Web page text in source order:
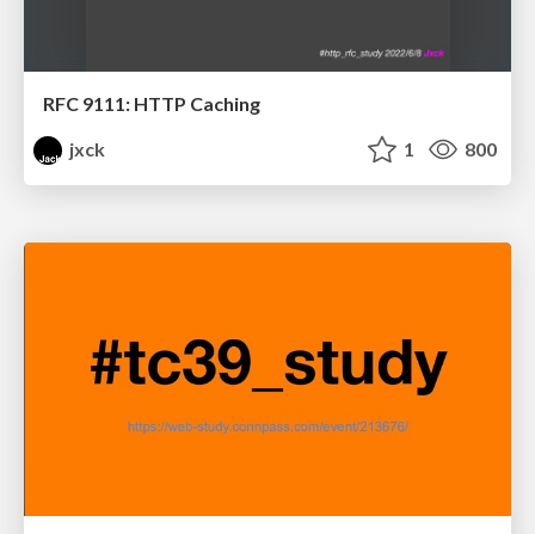
RFC 9111: HTTP Caching
jxck
1 800